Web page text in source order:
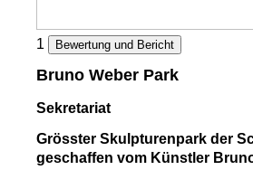
1 Bewertung und Bericht
Bruno Weber Park
Sekretariat
Grösster Skulpturenpark der
geschaffen vom Künstler